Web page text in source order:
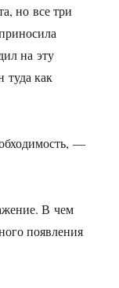
но все три
на эту
туда как
—
В чем
появления